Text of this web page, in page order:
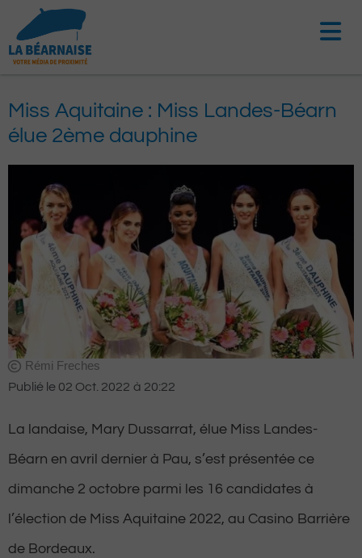
contenu
Miss Aquitaine : Miss Landes-Béarn
élue 2ème dauphine
Rémi Freches
Publié le 02 Oct. 2022 à 20:22
La landaise, Mary Dussarrat, élue Miss Landes-
Béarn en avril dernier à Pau, s’est présentée ce
dimanche 2 octobre parmi les 16 candidates à
l’élection de Miss Aquitaine 2022, au Casino Barrière
de Bordeaux.